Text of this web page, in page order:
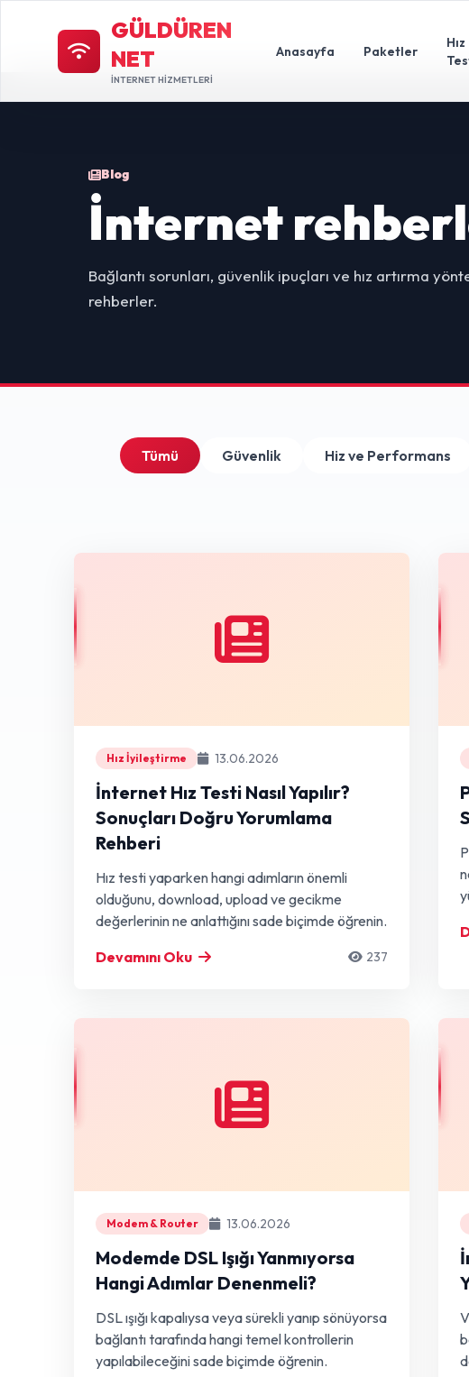
GÜLDÜREN
NET
İNTERNET HİZMETLERİ
Anasayfa Paketler
Hız
Blog
İnternet
Bağlantı sorunları, güvenlik ipuçları ve hız artırma
rehberler.
Tümü Güvenlik Hiz ve Performans
Hız İyileştirme 13.06.2026
İnternet Hız Testi Nasıl Yapılır?
Sonuçları Doğru Yorumlama
Rehberi
Hız testi yaparken hangi adımların önemli
olduğunu, download, upload ve gecikme
değerlerinin ne anlattığını sade biçimde öğrenin.
Devamını Oku
237
Modem & Router 13.06.2026
Modemde DSL Işığı Yanmıyorsa
Hangi Adımlar Denenmeli?
DSL ışığı kapalıysa veya sürekli yanıp sönüyorsa
bağlantı tarafında hangi temel kontrollerin
yapılabileceğini sade biçimde öğrenin.